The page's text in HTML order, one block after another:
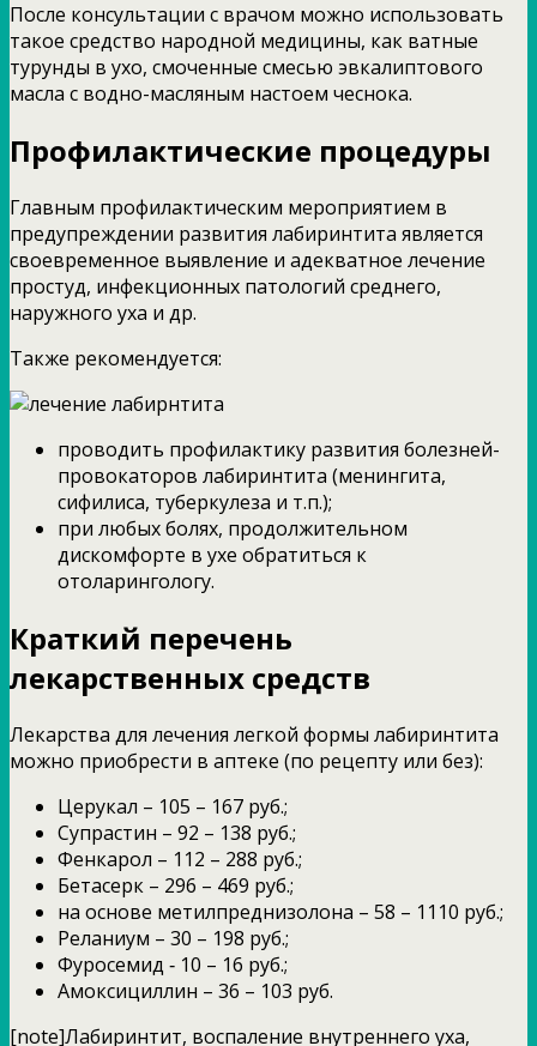
После консультации с врачом можно использовать
такое средство народной медицины, как ватные
турунды в ухо, смоченные смесью эвкалиптового
масла с водно-масляным настоем чеснока.
Профилактические процедуры
Главным профилактическим мероприятием в
предупреждении развития лабиринтита является
своевременное выявление и адекватное лечение
простуд, инфекционных патологий среднего,
наружного уха и др.
Также рекомендуется:
проводить профилактику развития болезней-
провокаторов лабиринтита (менингита,
сифилиса, туберкулеза и т.п.);
при любых болях, продолжительном
дискомфорте в ухе обратиться к
отоларингологу.
Краткий перечень
лекарственных средств
Лекарства для лечения легкой формы лабиринтита
можно приобрести в аптеке (по рецепту или без):
Церукал – 105 – 167 руб.;
Супрастин – 92 – 138 руб.;
Фенкарол – 112 – 288 руб.;
Бетасерк – 296 – 469 руб.;
на основе метилпреднизолона – 58 – 1110 руб.;
Реланиум – 30 – 198 руб.;
Фуросемид ‑ 10 – 16 руб.;
Амоксициллин – 36 – 103 руб.
[note]Лабиринтит, воспаление внутреннего уха,